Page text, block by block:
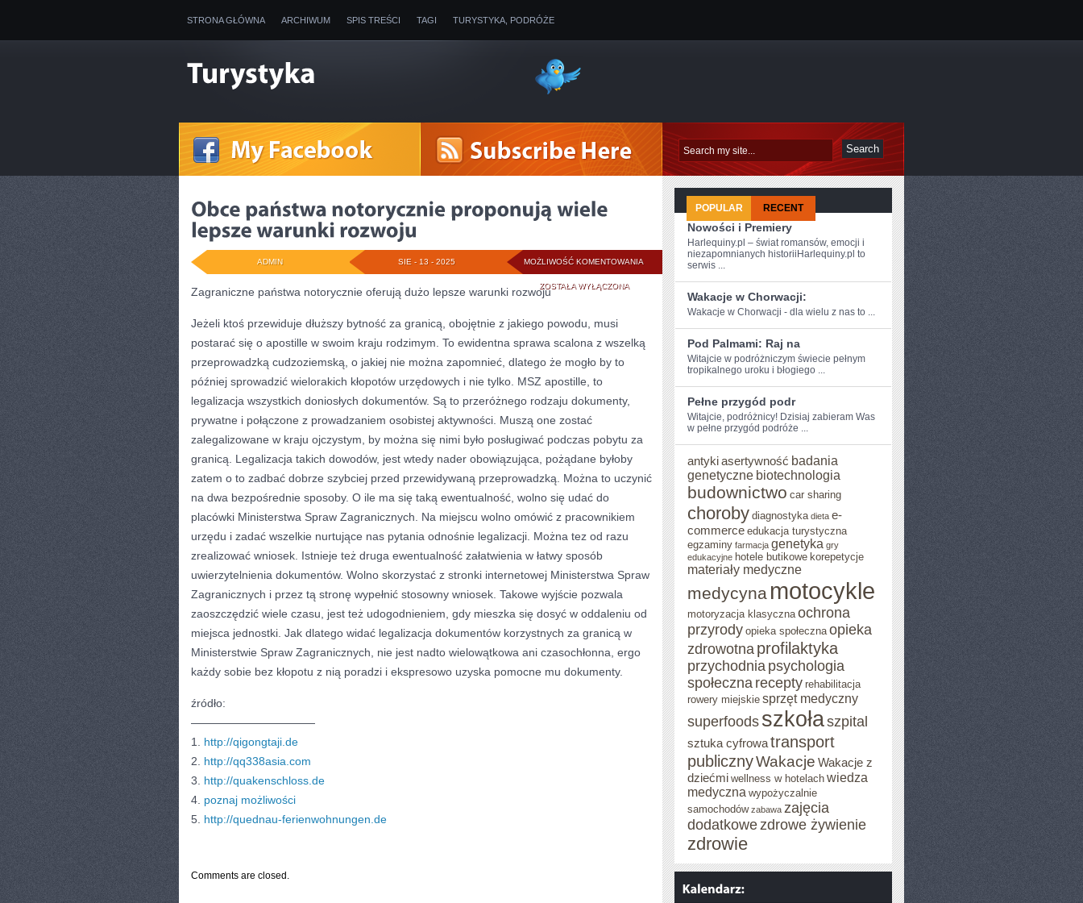
STRONA GŁÓWNA ARCHIWUM SPIS TREŚCI TAGI TURYSTYKA, PODRÓŻE
MOŻLIWOŚĆ KOMENTOWANIA OBCE
PAŃSTWA
NOTORYCZNIE
PROPONUJĄ
WIELE
LEPSZE
WARUNKI
ROZWOJU
ZOSTAŁA WYŁĄCZONA
SIE - 13 - 2025
ADMIN
Zagraniczne państwa notorycznie oferują dużo lepsze warunki rozwoju
Jeżeli ktoś przewiduje dłuższy bytność za granicą, obojętnie z jakiego powodu, musi
postarać się o apostille w swoim kraju rodzimym. To ewidentna sprawa scalona z wszelką
przeprowadzką cudzoziemską, o jakiej nie można zapomnieć, dlatego że mogło by to
później sprowadzić wielorakich kłopotów urzędowych i nie tylko. MSZ apostille, to
legalizacja wszystkich doniosłych dokumentów. Są to przeróżnego rodzaju dokumenty,
prywatne i połączone z prowadzaniem osobistej aktywności. Muszą one zostać
zalegalizowane w kraju ojczystym, by można się nimi było posługiwać podczas pobytu za
granicą. Legalizacja takich dowodów, jest wtedy nader obowiązująca, pożądane byłoby
zatem o to zadbać dobrze szybciej przed przewidywaną przeprowadzką. Można to uczynić
na dwa bezpośrednie sposoby. O ile ma się taką ewentualność, wolno się udać do
placówki Ministerstwa Spraw Zagranicznych. Na miejscu wolno omówić z pracownikiem
urzędu i zadać wszelkie nurtujące nas pytania odnośnie legalizacji. Można tez od razu
zrealizować wniosek. Istnieje też druga ewentualność załatwienia w łatwy sposób
uwierzytelnienia dokumentów. Wolno skorzystać z stronki internetowej Ministerstwa Spraw
Zagranicznych i przez tą stronę wypełnić stosowny wniosek. Takowe wyjście pozwala
zaoszczędzić wiele czasu, jest też udogodnieniem, gdy mieszka się dosyć w oddaleniu od
miejsca jednostki. Jak dlatego widać legalizacja dokumentów korzystnych za granicą w
Ministerstwie Spraw Zagranicznych, nie jest nadto wielowątkowa ani czasochłonna, ergo
każdy sobie bez kłopotu z nią poradzi i ekspresowo uzyska pomocne mu dokumenty.
źródło:
———————————
1. http://qigongtaji.de
2. http://qq338asia.com
3. http://quakenschloss.de
4. poznaj możliwości
5. http://quednau-ferienwohnungen.de
Comments are closed.
POPULAR RECENT
Nowości i Premiery
Harlequiny.pl – świat romansów, emocji i
niezapomnianych historiiHarlequiny.pl to
serwis ...
Wakacje w Chorwacji:
Wakacje‍ w ​Chorwacji - dla ⁢wielu z nas to ...
Pod Palmami: Raj na
Witajcie w podróżniczym⁣ świecie pełnym
tropikalnego uroku i błogiego ...
Pełne przygód podr
Witajcie, ⁤podróżnicy! Dzisiaj ‌zabieram​ Was
w pełne przygód podróże ...
antykiasertywność badania
genetyczne biotechnologia
budownictwo car sharing
choroby diagnostyka dieta e-
commerce edukacja turystyczna
egzaminy farmacja genetyka gry
edukacyjne hotele butikowe korepetycje
materiały medyczne
medycyna motocykle
motoryzacja klasyczna ochrona
przyrody opieka społeczna opieka
zdrowotna profilaktyka
przychodnia psychologia
społeczna recepty rehabilitacja
rowery miejskie sprzęt medyczny
superfoods szkołaszpital
sztuka cyfrowatransport
publicznyWakacje Wakacje z
dziećmi wellness w hotelach wiedza
medyczna wypożyczalnie
samochodów zabawa zajęcia
dodatkowezdrowe żywienie
zdrowie